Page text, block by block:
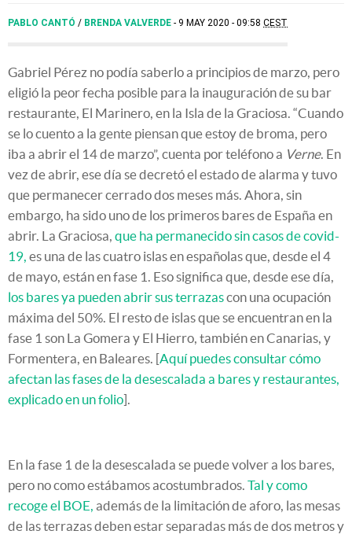
PABLO CANTÓ / BRENDA VALVERDE 9 MAY 2020 - 09:58 CEST
Gabriel Pérez no podía saberlo a principios de marzo, pero
eligió la peor fecha posible para la inauguración de su bar
restaurante, El Marinero, en la Isla de la Graciosa. “Cuando
se lo cuento a la gente piensan que estoy de broma, pero
iba a abrir el 14 de marzo”, cuenta por teléfono a Verne. En
vez de abrir, ese día se decretó el estado de alarma y tuvo
que permanecer cerrado dos meses más. Ahora, sin
embargo, ha sido uno de los primeros bares de España en
abrir. La Graciosa, que ha permanecido sin casos de covid-
19, es una de las cuatro islas en españolas que, desde el 4
de mayo, están en fase 1. Eso significa que, desde ese día,
los bares ya pueden abrir sus terrazascon una ocupación
máxima del 50%. El resto de islas que se encuentran en la
fase 1 son La Gomera y El Hierro, también en Canarias, y
Formentera, en Baleares. [Aquí puedes consultar cómo
afectan las fases de la desescalada a bares y restaurantes,
explicado en un folio].
En la fase 1 de la desescalada se puede volver a los bares,
pero no como estábamos acostumbrados. Tal y como
recoge el BOE, además de la limitación de aforo, las mesas
de las terrazas deben estar separadas más de dos metros y